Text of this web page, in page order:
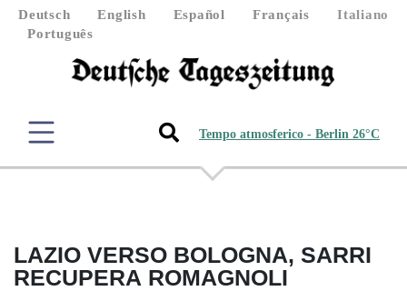
Deutsch English Español Français
Italiano
Português
Tempo atmosferico - Berlin 26°C
LAZIO VERSO BOLOGNA, SARRI
RECUPERA ROMAGNOLI